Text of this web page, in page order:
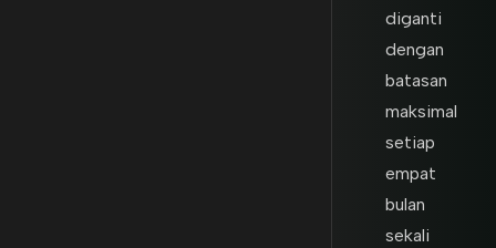
diganti
dengan
batasan
maksimal
setiap
empat
bulan
sekali